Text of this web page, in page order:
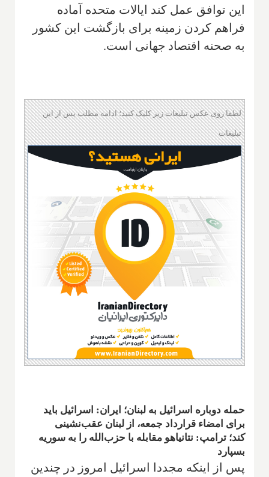
این توافق عمل کند ایالات متحده آماده
فراهم کردن زمینه برای بازگشت این کشور
به صحنه اقتصاد جهانی است.
لطفا روی عکس تبلیغات زیر کلیک کنید؛ ادامه مطلب پس از این
تبلیغات
حمله دوباره اسرائیل به لبنان؛ ایران: اسرائیل باید
برای امضاء قرارداد جمعه، از لبنان عقب‌نشینی
کند؛ ترامپ: نتانیاهو مقابله با حزب‌الله را به سوریه
بسپارد
پس از اینکه مجددا اسرائیل امروز در چندین